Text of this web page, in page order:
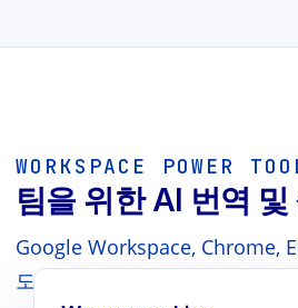
WORKSPACE POWER
팀을 위한 AI 번역
Google Workspace, Chrome,
도구 모음을 탐색하세요 — 문서